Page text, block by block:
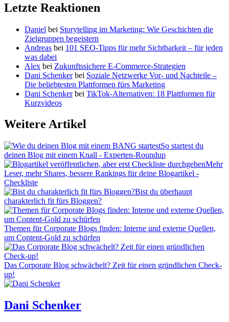
Letzte Reaktionen
Daniel bei Storytelling im Marketing: Wie Geschichten die
Zielgruppen begeistern
Andreas bei 101 SEO-Tipps für mehr Sichtbarkeit – für jeden
was dabei
Alex bei Zukunftssichere E-Commerce-Strategien
Dani Schenkerbei Soziale Netzwerke Vor- und Nachteile –
Die beliebtesten Plattformen fürs Marketing
Dani Schenkerbei TikTok-Alternativen: 18 Plattformen für
Kurzvideos
Weitere Artikel
So startest du
deinen Blog mit einem Knall - Experten-Roundup
Mehr
Leser, mehr Shares, bessere Rankings für deine Blogartikel -
Checkliste
Bist du überhaupt
charakterlich fit fürs Bloggen?
Themen für Corporate Blogs finden: Interne und externe Quellen,
um Content-Gold zu schürfen
Das Corporate Blog schwächelt? Zeit für einen gründlichen Check-
up!
Dani Schenker